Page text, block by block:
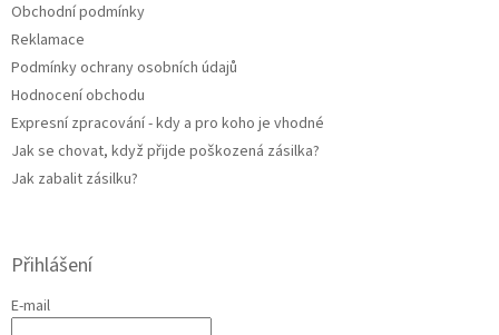
Obchodní podmínky
Reklamace
Podmínky ochrany osobních údajů
Hodnocení obchodu
Expresní zpracování - kdy a pro koho je vhodné
Jak se chovat, když přijde poškozená zásilka?
Jak zabalit zásilku?
Přihlášení
E-mail